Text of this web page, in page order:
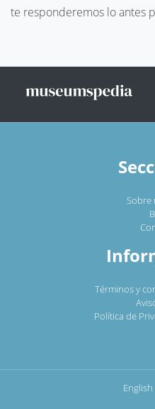
te responderemos lo antes
Sobre
Términos y
Política de
English